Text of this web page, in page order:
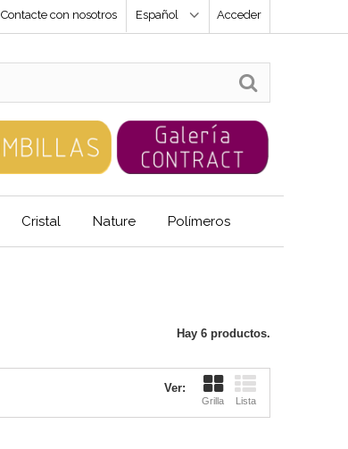
Acceder
Español
Contacte con nosotros
Cristal Nature Polímeros
Hay 6 productos.
Ver:
Grilla Lista